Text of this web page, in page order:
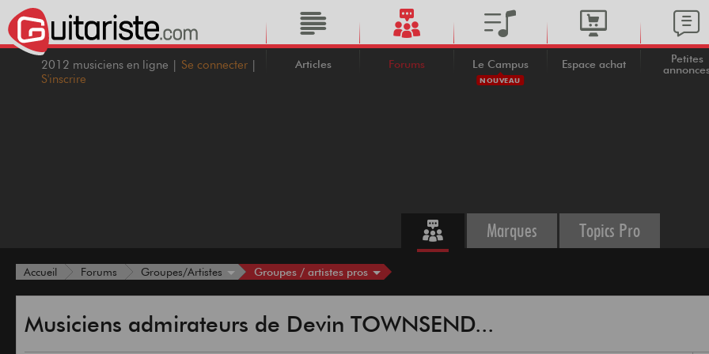
2012 musiciens en ligne | Se connecter |
S'inscrire
Articles Forums Le Campus
NOUVEAU
Espace achat
Petites
Marques Topics Pro
Accueil Forums Groupes/Artistes Groupes / artistes pros
Musiciens admirateurs de Devin TOWNSEND...